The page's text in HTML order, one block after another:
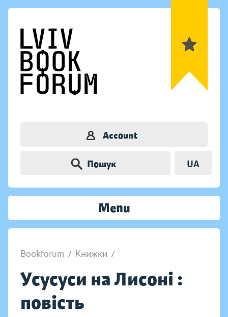
Account
Пошук UA
Menu
Bookforum / Книжки /
Усусуси на Лисоні :
повість